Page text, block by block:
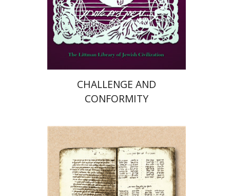
הנחת אתר ספר מודפס
$55
$50
CHALLENGE AND
CONFORMITY
יוסף הכהן
ראובן בונפיל